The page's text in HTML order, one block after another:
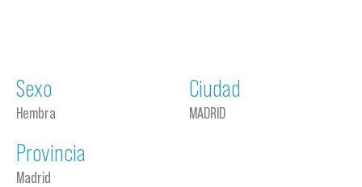
Sexo
Hembra
Ciudad
MADRID
Provincia
Madrid